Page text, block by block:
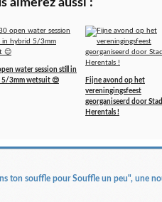
aimerez aussi :
water session still in
5/3mm wetsuit 😌
Fijne avond op het
vereningingsfeest
georganiseerd door Stad
Herentals !